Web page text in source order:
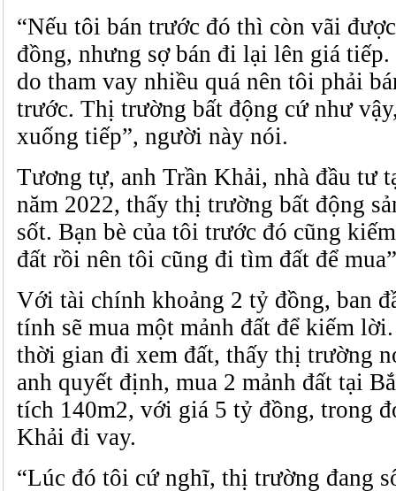
“Nếu tôi bán trước đó thì còn vãi
đồng, nhưng sợ bán đi lại lên giá
do tham vay nhiều quá nên tôi phải
trước. Thị trường bất động cứ như
xuống tiếp”, người này nói.
Tương tự, anh Trần Khải, nhà đầu tư
năm 2022, thấy thị trường bất động
sốt. Bạn bè của tôi trước đó cũng
đất rồi nên tôi cũng đi tìm đất để
Với tài chính khoảng 2 tỷ đồng, ban
tính sẽ mua một mảnh đất để kiếm
thời gian đi xem đất, thấy thị trường
anh quyết định, mua 2 mảnh đất tại
tích 140m2, với giá 5 tỷ đồng, trong
Khải đi vay.
“Lúc đó tôi cứ nghĩ, thị trường đang